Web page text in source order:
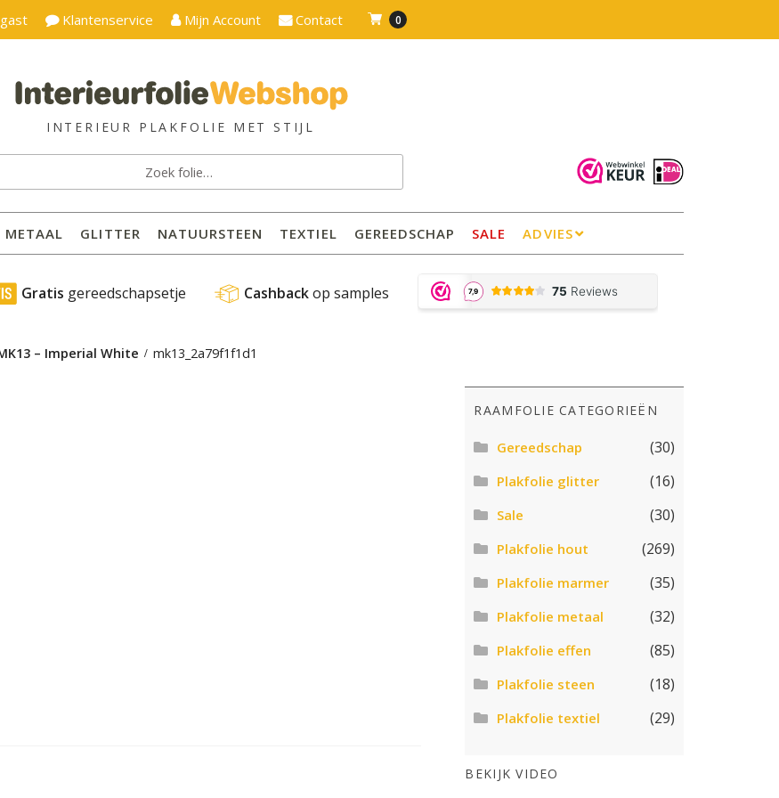
Klantenservice Mijn Account Contact 0
METAAL GLITTER NATUURSTEEN TEXTIEL GEREEDSCHAP SALE ADVIES
Gratis gereedschapsetje Cashback op samples
– Imperial White mk13_2a79f1f1d1
RAAMFOLIE CATEGORIEËN
Gereedschap (30)
Plakfolie glitter (16)
Sale (30)
Plakfolie hout (269)
Plakfolie marmer (35)
Plakfolie metaal (32)
Plakfolie effen (85)
Plakfolie steen (18)
Plakfolie textiel (29)
BEKIJK VIDEO